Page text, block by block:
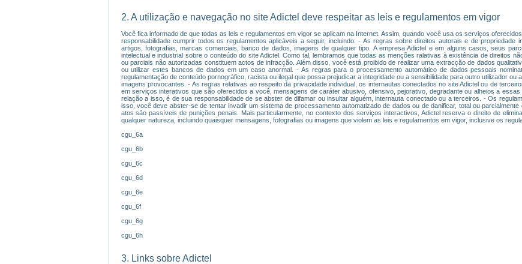
2. A utilização e navegação no site Adictel deve respeitar as leis e regulamentos em vigor
Você fica informado de que todas as leis e regulamentos em vigor se aplicam na Internet. Assim, quando você usa os serviços
responsabilidade cumprir todos os regulamentos aplicáveis a seguir, incluindo: - As regras sobre direitos autorais e de propriedade
artigos, fotografias, marcas comerciais, banco de dados, imagens de qualquer tipo. A empresa Adictel e em alguns casos, seus
intelectual e industrial sobre o conteúdo do site Adictel. Como tal, lembramos que todas as menções ralativas à existência de direitos
ou parciais não autorizadas constituem actos de infracção. Além disso, você está proibido de realizar uma extracção de dados
ou utilizar estes bancos de dados em um caso anormal. - As regras para o processamento automático de dados pessoais
regulamentação de conteúdo pornográfico, racista ou ilegal que possa prejudicar a integridade ou a sensibilidade para outro utilizador
imagens provocantes. - As regras relativas ao respeito da privacidade individual, os internautas conectados no site Adictel ou de
em serviços interativos que são oferecidos a você, mensagens de caráter abusivo, ofensivo, pejorativo, degradante ou alheios a
relação a isso, é de sua responsabilidade de se abster de difamar ou insultar alguém, internauta conectado ou a terceiros. - Os
isso, você deve abster-se de tentar invadir um sistema de processamento automatizado de dados ou de danificar, total ou
atos são passíveis de punições penais. Mais particularmente, no contexto dos serviços interactivos, Adictel reserva o direito de
qualquer natureza, incluindo quaisquer mensagens, fotografias ou imagens que violem as leis e regulamentos em vigor, inclusive os
cgu_6a
cgu_6b
cgu_6c
cgu_6d
cgu_6e
cgu_6f
cgu_6g
cgu_6h
3. Links sobre Adictel